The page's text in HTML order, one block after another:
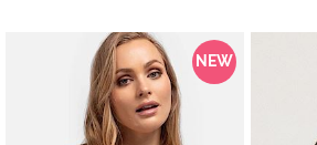
NEW